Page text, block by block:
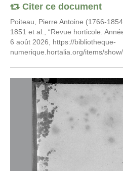
Citer ce document
Poiteau, Pierre Antoine (1766-
1851 et al., “Revue horticole.
6 août 2026, https://bibliotheque-
numerique.hortalia.org/items/